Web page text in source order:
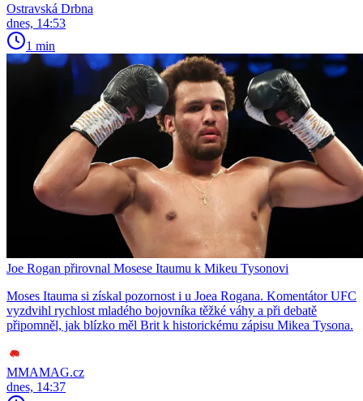
Ostravská Drbna
dnes, 14:53
1 min
Joe Rogan přirovnal Mosese Itaumu k Mikeu Tysonovi
Moses Itauma si získal pozornost i u Joea Rogana. Komentátor UFC
vyzdvihl rychlost mladého bojovníka těžké váhy a při debatě
připomněl, jak blízko měl Brit k historickému zápisu Mikea Tysona.
MMAMAG.cz
dnes, 14:37